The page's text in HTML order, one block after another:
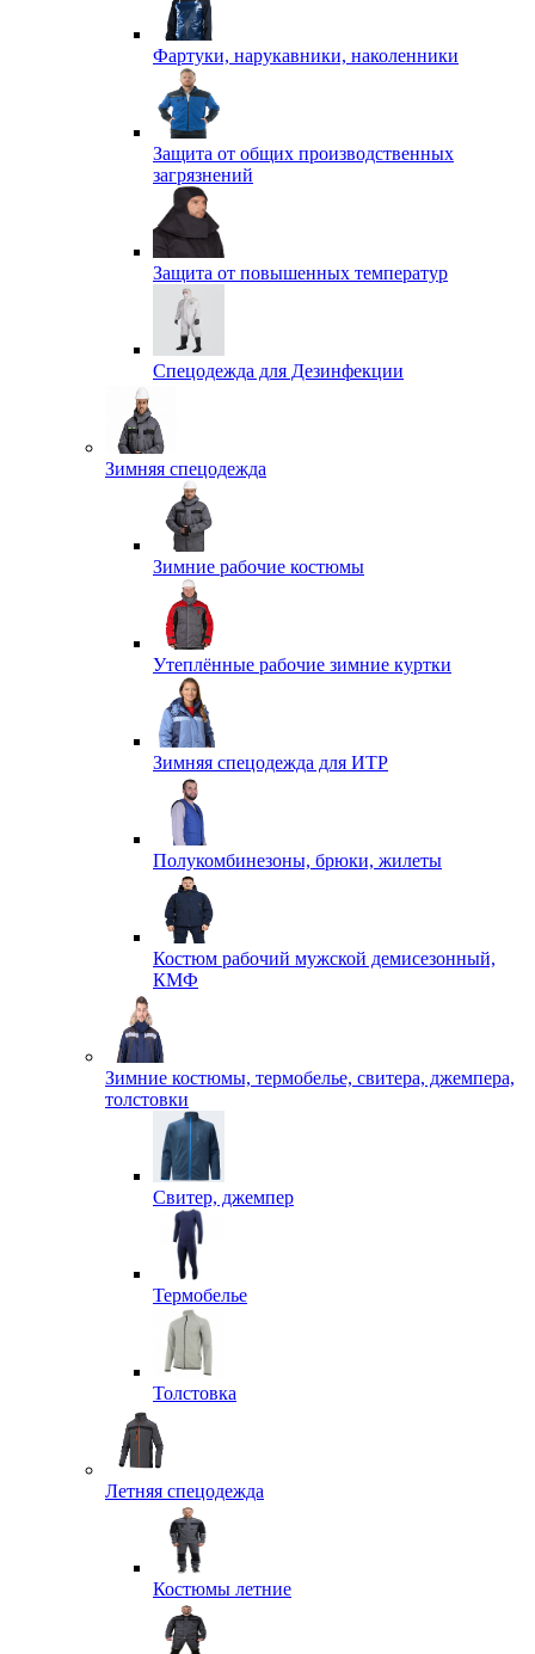
Фартуки, нарукавники, наколенники
Защита от общих производственных
загрязнений
Защита от повышенных температур
Спецодежда для Дезинфекции
Зимняя спецодежда
Зимние рабочие костюмы
Утеплённые рабочие зимние куртки
Зимняя спецодежда для ИТР
Полукомбинезоны, брюки, жилеты
Костюм рабочий мужской демисезонный,
КМФ
Зимние костюмы, термобелье, свитера, джемпера,
толстовки
Свитер, джемпер
Термобелье
Толстовка
Летняя спецодежда
Костюмы летние